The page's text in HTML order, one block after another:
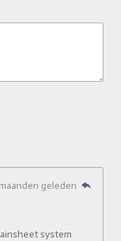
geleden
system